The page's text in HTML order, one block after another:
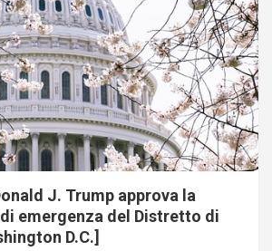
J. Trump approva la
emergenza del Distretto di
D.C.]